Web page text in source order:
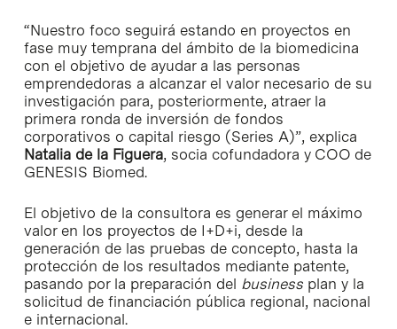
“Nuestro foco seguirá estando en proyectos en
fase muy temprana del ámbito de la biomedicina
con el objetivo de ayudar a las personas
emprendedoras a alcanzar el valor necesario de su
investigación para, posteriormente, atraer la
primera ronda de inversión de fondos
corporativos o capital riesgo (Series A)”, explica
Natalia de la Figuera, socia cofundadora y COO de
GENESIS Biomed.
El objetivo de la consultora es generar el máximo
valor en los proyectos de I+D+i, desde la
generación de las pruebas de concepto, hasta la
protección de los resultados mediante patente,
pasando por la preparación del businessplan y la
solicitud de financiación pública regional, nacional
e internacional.